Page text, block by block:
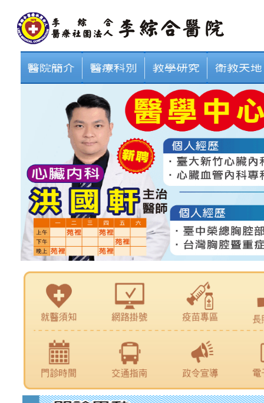
苑裡院區 骨科 張中哲醫師 8月份門診異動時間 (8/6)
苑裡院區 復健科 王建智醫師 8、9月份門診異動時間
苑裡院區 一般外科 吳坤達醫師 8月份門診異動時間
大甲院區 婦產科 粘雨澄醫師 8月份門診異動時間
·大甲院區 復健科 李宜衡醫師 8月份門診異動時間
·苑裡院區 復健科 李宜衡醫師 8月份門診異動時間(7/30)